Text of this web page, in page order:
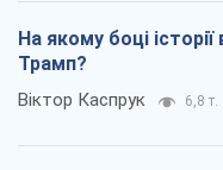
На якому боці
Трамп?
Віктор Каспрук 6,8 т.